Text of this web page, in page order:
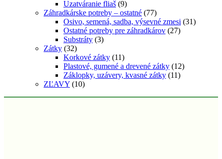
Uzatváranie fliaš (9)
Záhradkárske potreby – ostatné (77)
Osivo, semená, sadba, výsevné zmesi (31)
Ostatné potreby pre záhradkárov (27)
Substráty (3)
Zátky (32)
Korkové zátky (11)
Plastové, gumené a drevené zátky (12)
Záklopky, uzávery, kvasné zátky (11)
ZĽAVY (10)